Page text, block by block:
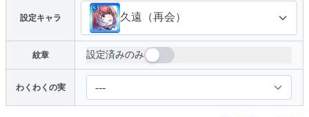
キャラクターを選択
設定キャラ 久遠（再会）
紋章 設定済みのみ
わくわくの実